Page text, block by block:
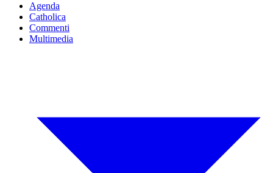
Agenda
Catholica
Commenti
Multimedia